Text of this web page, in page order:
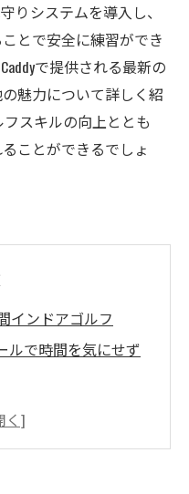
りシステムを導入し、
とで安全に練習ができ
で提供される最新の
魅力について詳しく紹
フスキルの向上ととも
ことができるでしょ
インドアゴルフ
ルで時間を気にせず
ンドアゴルフスクー